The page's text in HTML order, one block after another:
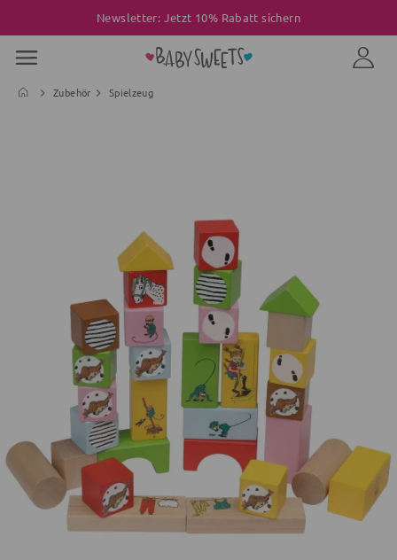
Newsletter: Jetzt 10% Rabatt sichern
Zubehör Spielzeug